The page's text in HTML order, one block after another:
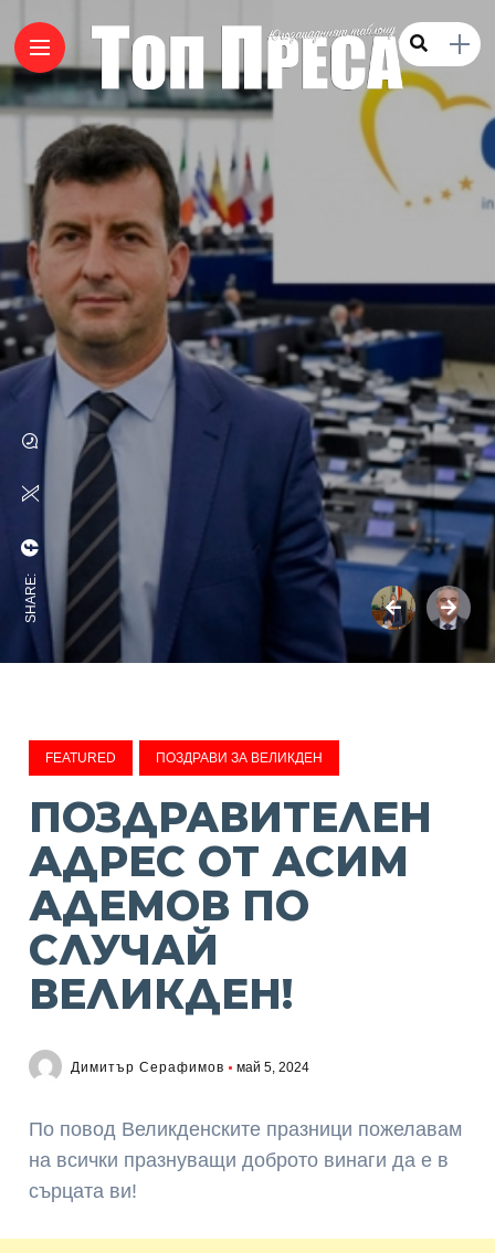
SHARE:
FEATURED ПОЗДРАВИ ЗА ВЕЛИКДЕН
ПОЗДРАВИТЕЛЕН
АДРЕС ОТ АСИМ
АДЕМОВ ПО
СЛУЧАЙ
ВЕЛИКДЕН!
Димитър Серафимов май 5, 2024
По повод Великденските празници пожелавам
на всички празнуващи доброто винаги да е в
сърцата ви!